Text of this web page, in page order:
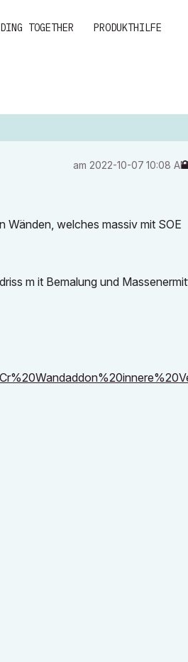
TOGETHER PRODUKTHILFE
am ‎2022-10-07 10:08 AM
Wänden, welches massiv mit SOE
m it Bemalung und